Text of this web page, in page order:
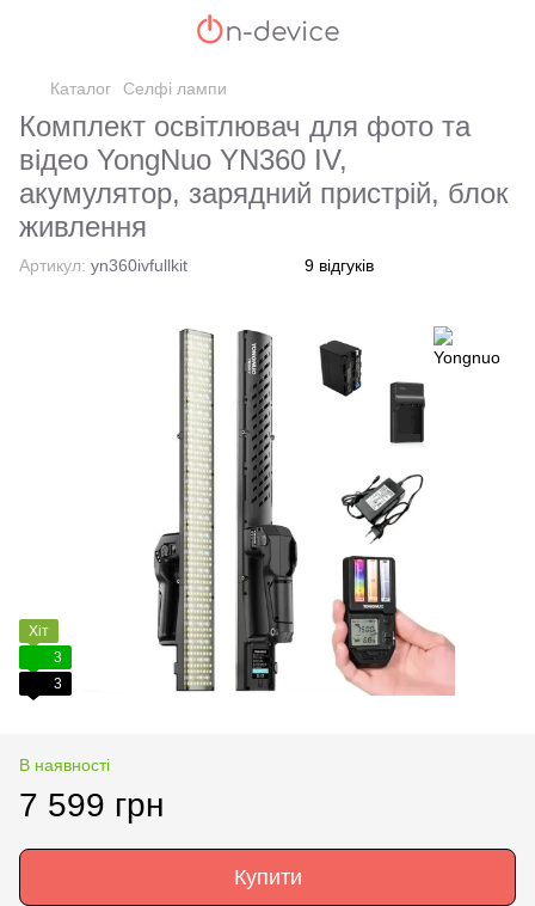
Каталог Селфі лампи
Комплект освітлювач для фото та
відео YongNuo YN360 IV,
акумулятор, зарядний пристрій, блок
живлення
Артикул: yn360ivfullkit 9 відгуків
Хіт
3
3
В наявності
7 599 грн
Купити